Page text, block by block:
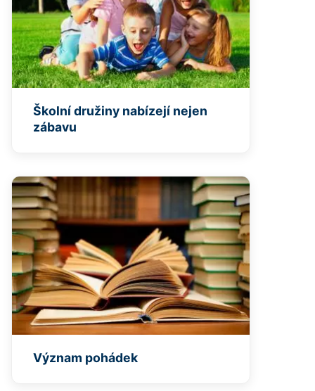
Školní družiny nabízejí nejen
zábavu
Význam pohádek